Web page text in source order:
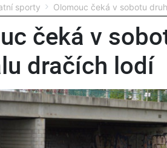
sporty Olomouc čeká v sobotu
čeká v
dračích lodí